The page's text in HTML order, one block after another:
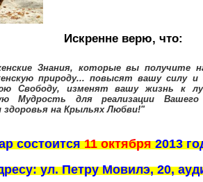
Искренне верю, что:
Знания, которые вы получите
природу...повысят вашу силу и
Свободу, изменят вашу жизнь к
Мудрость для реализации Вашего
на Крыльях Любви!"
состоится11 октября2013
ул. Петру Мовилэ, 20,